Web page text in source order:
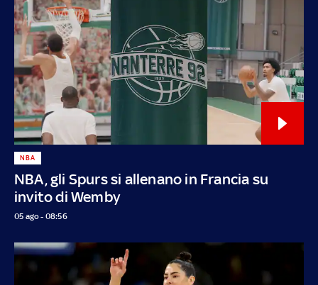
NBA, gli Spurs si allenano in Francia su
invito di Wemby
NBA
05 ago - 08:56